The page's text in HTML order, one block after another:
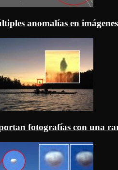
anomalías en
fotografías con una